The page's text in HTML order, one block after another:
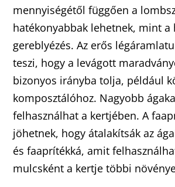
mennyiségétől függően a
hatékonyabbak lehetnek, mint a
gereblyézés. Az erős
teszi, hogy a levágott
bizonyos irányba tolja, például
komposztálóhoz. Nagyobb
felhasználhat a kertjében. A
jöhetnek, hogy átalakítsák az
és faaprítékká, amit
mulcsként a kertje többi